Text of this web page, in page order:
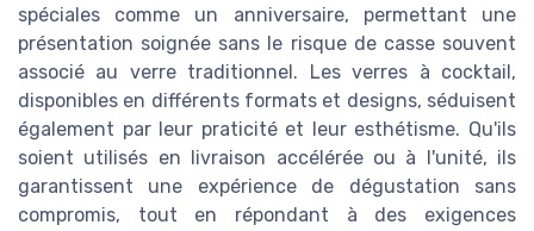
spéciales comme un anniversaire, permettant une
présentation soignée sans le risque de casse souvent
associé au verre traditionnel. Les verres à cocktail,
disponibles en différents formats et designs, séduisent
également par leur praticité et leur esthétisme. Qu'ils
soient utilisés en livraison accélérée ou à l'unité, ils
garantissent une expérience de dégustation sans
compromis, tout en répondant à des exigences